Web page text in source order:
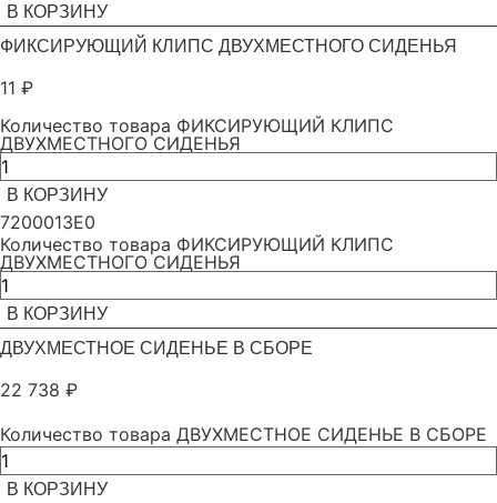
В КОРЗИНУ
ФИКСИРУЮЩИЙ КЛИПС ДВУХМЕСТНОГО СИДЕНЬЯ
11 ₽
Количество товара ФИКСИРУЮЩИЙ КЛИПС
ДВУХМЕСТНОГО СИДЕНЬЯ
В КОРЗИНУ
7200013E0
Количество товара ФИКСИРУЮЩИЙ КЛИПС
ДВУХМЕСТНОГО СИДЕНЬЯ
В КОРЗИНУ
ДВУХМЕСТНОЕ СИДЕНЬЕ В СБОРЕ
22 738 ₽
Количество товара ДВУХМЕСТНОЕ СИДЕНЬЕ В СБОРЕ
В КОРЗИНУ